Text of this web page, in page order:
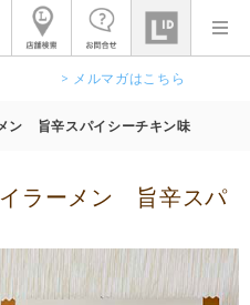
> メルマガはこちら
ン 旨辛スパイシーチキン味
ラーメン 旨辛スパ